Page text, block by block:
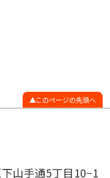
このページの先頭へ
山手通5丁目10−1